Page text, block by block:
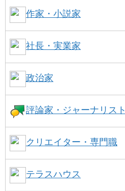
作家・小説家
社長・実業家
政治家
評論家・ジャーナリスト
クリエイター・専門職
テラスハウス